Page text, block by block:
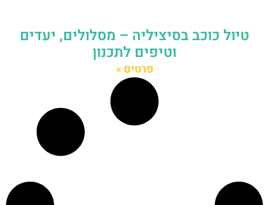
טיול כוכב בסיציליה – מסלולים, יעדים
וטיפים לתכנון
פרטים »